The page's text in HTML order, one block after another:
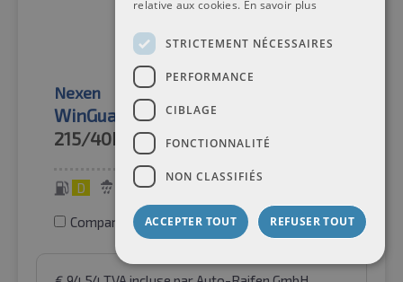
Nexen Pneus d'hiver
WinGuard Sport 2 (WU7) XL
215/40R1889V
D
Comparer les pneus
relative aux cookies. En savoir plus
STRICTEMENT NÉCESSAIRES
PERFORMANCE
CIBLAGE
FONCTIONNALITÉ
NON CLASSIFIÉS
ACCEPTER TOUT REFUSER TOUT